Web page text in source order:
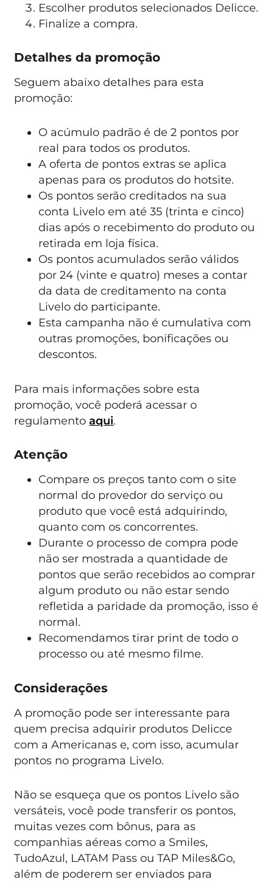
Escolher produtos selecionados Delicce.
Finalize a compra.
Detalhes da promoção
Seguem abaixo detalhes para esta
promoção:
O acúmulo padrão é de 2 pontos por
real para todos os produtos.
A oferta de pontos extras se aplica
apenas para os produtos do hotsite.
Os pontos serão creditados na sua
conta Livelo em até 35 (trinta e cinco)
dias após o recebimento do produto ou
retirada em loja física.
Os pontos acumulados serão válidos
por 24 (vinte e quatro) meses a contar
da data de creditamento na conta
Livelo do participante.
Esta campanha não é cumulativa com
outras promoções, bonificações ou
descontos.
Para mais informações sobre esta
promoção, você poderá acessar o
regulamentoaqui.
Atenção
Compare os preços tanto com o site
normal do provedor do serviço ou
produto que você está adquirindo,
quanto com os concorrentes.
Durante o processo de compra pode
não ser mostrada a quantidade de
pontos que serão recebidos ao comprar
algum produto ou não estar sendo
refletida a paridade da promoção, isso é
normal.
Recomendamos tirar print de todo o
processo ou até mesmo filme.
Considerações
A promoção pode ser interessante para
quem precisa adquirir produtos Delicce
com a Americanas e, com isso, acumular
pontos no programa Livelo.
Não se esqueça que os pontos Livelo são
versáteis, você pode transferir os pontos,
muitas vezes com bônus, para as
companhias aéreas como a Smiles,
TudoAzul, LATAM Pass ou TAP Miles&Go,
além de poderem ser enviados para